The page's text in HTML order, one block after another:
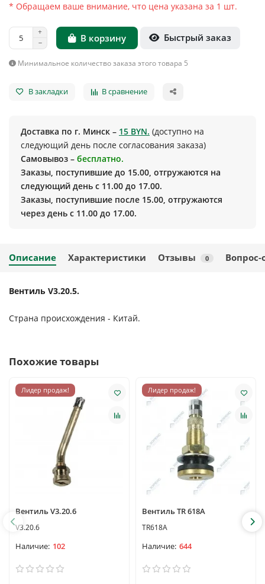
* Обращаем ваше внимание, что цена указана за 1 шт.
В корзину Быстрый заказ
Минимальное количество заказа этого товара 5
В закладки В сравнение
Доставка по г. Минск – 15 BYN. (доступно на
следующий день после согласования заказа)
Самовывоз – бесплатно.
Заказы, поступившие до 15.00, отгружаются на
следующий день с 11.00 до 17.00.
Заказы, поступившие после 15.00, отгружаются
через день с 11.00 до 17.00.
Описание Характеристики Отзывы 0 Вопрос-
Вентиль V3.20.5.
Страна происхождения - Китай.
Похожие товары
Лидер продаж!
Вентиль V3.20.6
V3.20.6
102
Лидер продаж!
Вентиль TR 618A
TR618A
644